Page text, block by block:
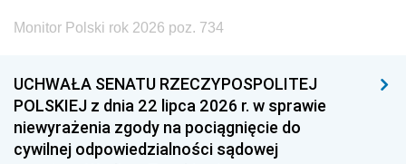
Monitor Polski rok 2026 poz. 734
UCHWAŁA SENATU RZECZYPOSPOLITEJ
POLSKIEJ z dnia 22 lipca 2026 r. w sprawie
niewyrażenia zgody na pociągnięcie do
cywilnej odpowiedzialności sądowej